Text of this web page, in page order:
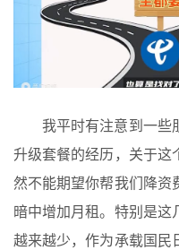
手
影
|
同
城
登录
投稿
我平时有注意到一些
升级套餐的经历，关于这
然不能期望你帮我们降资
暗中增加月租。特别是这
越来越少，作为承载国民